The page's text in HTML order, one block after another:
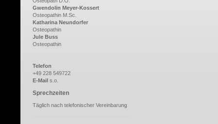
Gwendolin Meyer-Kossert
Osteopathin M.Sc.
Katharina Neundorfer
Osteopathin
Jule Buss
Osteopathin
Telefon
+49 228 549722
E-Mail s.o.
Sprechzeiten
Täglich nach telefonischer Vereinbarung